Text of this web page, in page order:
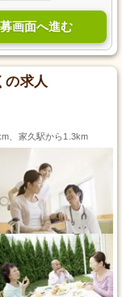
画面へ進む
の求人
、家久駅から1.3km